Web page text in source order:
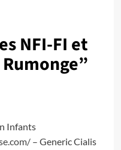
NFI-FI et
”
Infants
– Generic Cialis